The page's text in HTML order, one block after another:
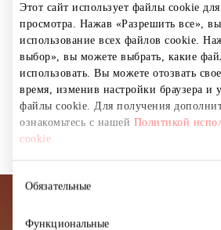
Этот сайт использует файлы cookie
просмотра. Нажав «Разрешить все», вы
использование всех файлов cookie.
выбор», вы можете выбрать, какие
использовать. Вы можете отозвать
время, изменив настройки браузера и
файлы cookie. Для получения
ознакомьтесь с нашей Политикой
cookie
Выбор
согласия
Обязательные
Функциональные
партнерами из Италии, Германии,
Польши, Турции, Таиланда и Литвы.
Ювелирные
Подписывайтесь на